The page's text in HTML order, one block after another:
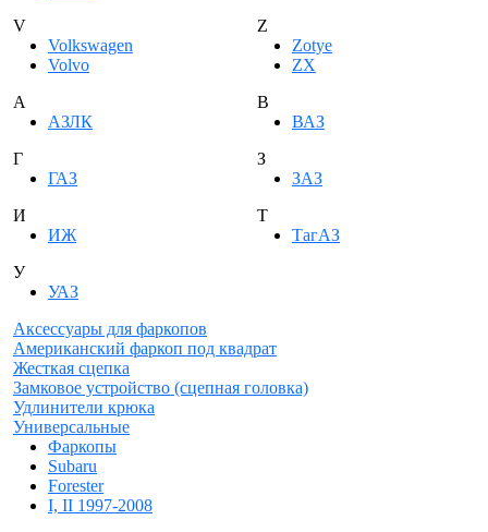
V
Volkswagen
Volvo
Z
Zotye
ZX
А
АЗЛК
В
ВАЗ
Г
ГАЗ
З
ЗАЗ
И
ИЖ
Т
ТагАЗ
У
УАЗ
Аксессуары для фаркопов
Американский фаркоп под квадрат
Жесткая сцепка
Замковое устройство (сцепная головка)
Удлинители крюка
Универсальные
Фаркопы
Subaru
Forester
I, II 1997-2008